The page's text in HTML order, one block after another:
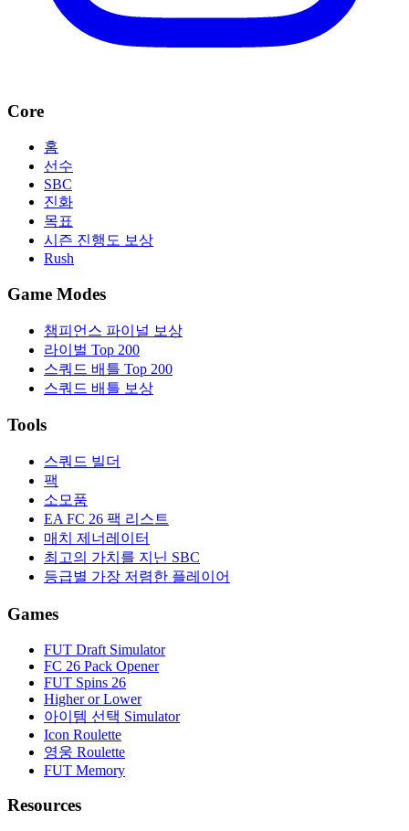
Core
홈
선수
SBC
진화
목표
시즌 진행도 보상
Rush
Game Modes
챔피언스 파이널 보상
라이벌 Top 200
스쿼드 배틀 Top 200
스쿼드 배틀 보상
Tools
스쿼드 빌더
팩
소모품
EA FC 26 팩 리스트
매치 제너레이터
최고의 가치를 지닌 SBC
등급별 가장 저렴한 플레이어
Games
FUT Draft Simulator
FC 26 Pack Opener
FUT Spins 26
Higher or Lower
아이템 선택 Simulator
Icon Roulette
영웅 Roulette
FUT Memory
Resources